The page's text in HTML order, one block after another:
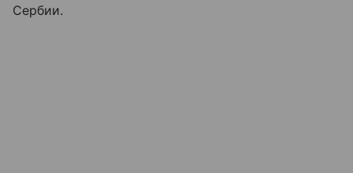
Сербии.